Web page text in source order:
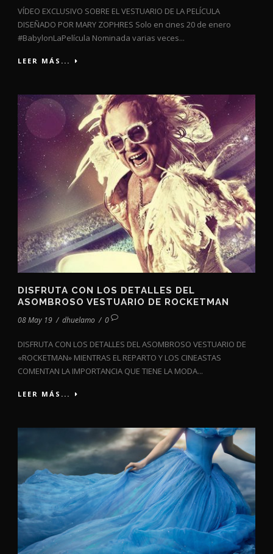
VÍDEO EXCLUSIVO SOBRE EL VESTUARIO DE LA PELÍCULA
DISEÑADO POR MARY ZOPHRES Solo en cines 20 de enero
#BabylonLaPelícula Nominada varias veces...
LEER MÁS...
DISFRUTA CON LOS DETALLES DEL
ASOMBROSO VESTUARIO DE ROCKETMAN
08 May 19 / dhuelamo / 0
DISFRUTA CON LOS DETALLES DEL ASOMBROSO VESTUARIO DE
«ROCKETMAN» MIENTRAS EL REPARTO Y LOS CINEASTAS
COMENTAN LA IMPORTANCIA QUE TIENE LA MODA...
LEER MÁS...